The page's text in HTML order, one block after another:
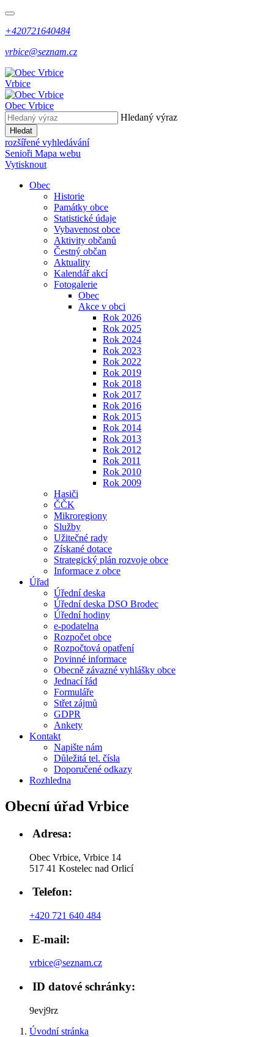
+420721640484
vrbice@seznam.cz
Vrbice
Obec Vrbice
Hledaný výraz
Hledat
rozšířené vyhledávání
Senioři Mapa webu
Vytisknout
Obec
Historie
Památky obce
Statistické údaje
Vybavenost obce
Aktivity občanů
Čestný občan
Aktuality
Kalendář akcí
Fotogalerie
Obec
Akce v obci
Rok 2026
Rok 2025
Rok 2024
Rok 2023
Rok 2022
Rok 2019
Rok 2018
Rok 2017
Rok 2016
Rok 2015
Rok 2014
Rok 2013
Rok 2012
Rok 2011
Rok 2010
Rok 2009
Hasiči
ČČK
Mikroregiony
Služby
Užitečné rady
Získané dotace
Strategický plán rozvoje obce
Informace z obce
Úřad
Úřední deska
Úřední deska DSO Brodec
Úřední hodiny
e-podatelna
Rozpočet obce
Rozpočtová opatření
Povinné informace
Obecně závazné vyhlášky obce
Jednací řád
Formuláře
Střet zájmů
GDPR
Ankety
Kontakt
Napište nám
Důležitá tel. čísla
Doporučené odkazy
Rozhledna
Obecní úřad Vrbice
Adresa:
Obec Vrbice, Vrbice 14
517 41 Kostelec nad Orlicí
Telefon:
+420 721 640 484
E-mail:
vrbice@seznam.cz
ID datové schránky:
9evj9rz
Úvodní stránka